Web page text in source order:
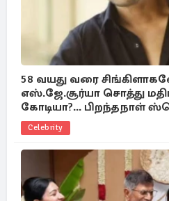
58 வயது வரை
எஸ்.ஜே.சூர்யா சொத்து
கோடியா?... பிறந்தநாள்
Celebrity